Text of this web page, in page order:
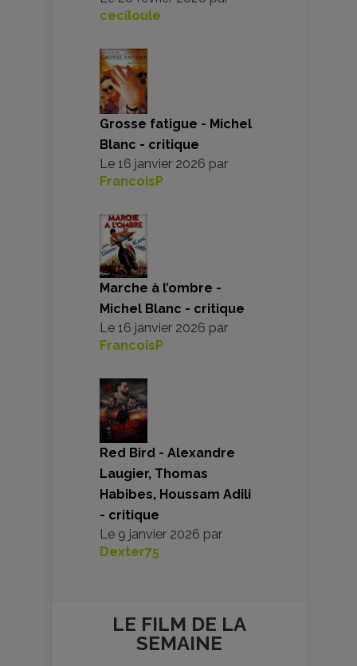
ceciloule
Grosse fatigue - Michel
Blanc - critique
Le 16 janvier 2026 par
FrancoisP
Marche à l’ombre -
Michel Blanc - critique
Le 16 janvier 2026 par
FrancoisP
Red Bird - Alexandre
Laugier, Thomas
Habibes, Houssam Adili
- critique
Le 9 janvier 2026 par
Dexter75
LE FILM DE LA
SEMAINE